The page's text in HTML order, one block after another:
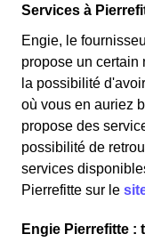
Services à
Engie, le
propose un certain
la possibilité
où vous en auriez
propose des
possibilité de
services
Pierrefitte sur le
Engie Pierrefitte :